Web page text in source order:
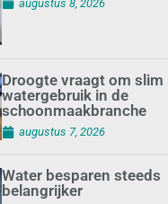
augustus 8, 2026
Droogte vraagt om slim
watergebruik in de
schoonmaakbranche
augustus 7, 2026
Water besparen steeds
belangrijker